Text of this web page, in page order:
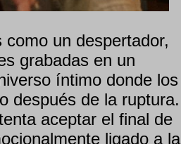
un despertador,
grabadas en un
íntimo donde los
después de la ruptura.
aceptar el final de
ligado a la